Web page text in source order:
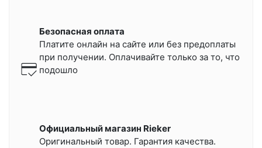
Безопасная оплата
Платите онлайн на сайте или без предоплаты
при получении. Оплачивайте только за то, что
подошло
Официальный магазин Rieker
Оригинальный товар. Гарантия качества.